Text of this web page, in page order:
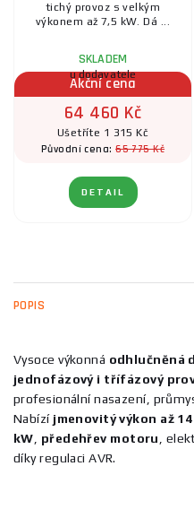
tichý provoz s velkým
výkonem až 7,5 kW. Dá ...
SKLADEM
u dodavatele
Akční cena
64 460 Kč
Ušetříte 1 315 Kč
Původní cena:65 775 Kč
DETAIL
POPIS
Vysoce výkonná odhlučněná
jednofázový i třífázový
profesionální nasazení,
Nabízí jmenovitý výkon až 14
kW
předehřev motoru
,
díky regulaci AVR.